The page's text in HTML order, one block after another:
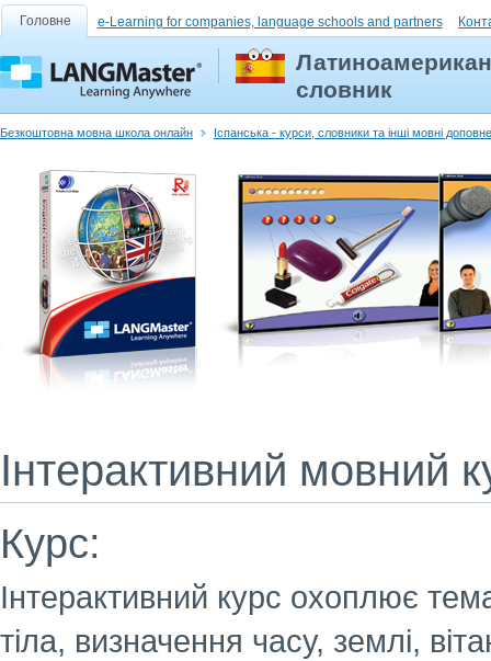
Головне e-Learning for companies, language schools and partners
словник
Безкоштовна мовна школа онлайн Іспанська - курси, словники та інші мовні
Інтерактивний мовний
Курс:
Інтерактивний курс охоплює
тіла, визначення часу, землі,